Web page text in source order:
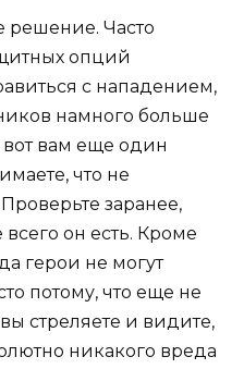
решение. Часто
опций
с нападением,
намного больше
вам еще один
что не
заранее,
он есть. Кроме
герои не могут
потому, что еще не
стреляете и видите,
никакого вреда